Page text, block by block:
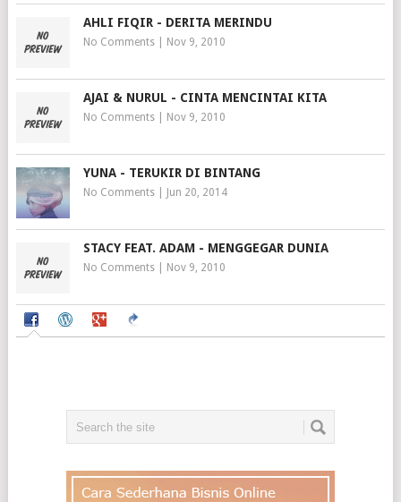
AHLI FIQIR - DERITA MERINDU
No Comments| Nov 9, 2010
AJAI & NURUL - CINTA MENCINTAI KITA
No Comments| Nov 9, 2010
YUNA - TERUKIR DI BINTANG
No Comments| Jun 20, 2014
STACY FEAT. ADAM - MENGGEGAR DUNIA
No Comments| Nov 9, 2010